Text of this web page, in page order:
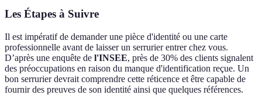
Les Étapes à Suivre
Il est impératif de demander une pièce d'identité ou une carte
professionnelle avant de laisser un serrurier entrer chez vous.
D’après une enquête de l'INSEE, près de 30% des clients signalent
des préoccupations en raison du manque d'identification reçue. Un
bon serrurier devrait comprendre cette réticence et être capable de
fournir des preuves de son identité ainsi que quelques références.